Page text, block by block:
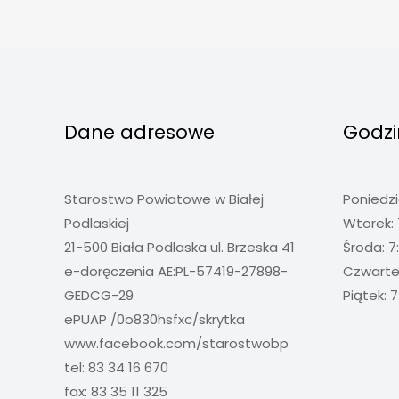
Dane adresowe
Starostwo Powiatowe w Białej
Podlaskiej
21-500 Biała Podlaska ul. Brzeska 41
e-doręczenia AE:PL-57419-27898-
GEDCG-29
ePUAP /0o830hsfxc/skrytka
www.facebook.com/starostwobp
tel: 83 34 16 670
fax: 83 35 11 325
Wtorek:
Środa:
Piątek: